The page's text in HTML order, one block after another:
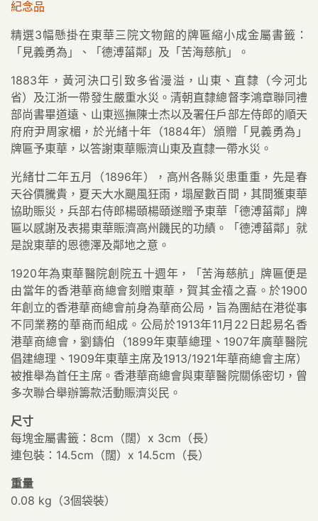
紀念品
精選3幅懸掛在東華三院文物館的牌匾縮小成金屬書籤：
「見義勇為」、「德溥菑鄰」及「苦海慈航」。
1883年，黃河決口引致多省漫溢，山東、直隸（今河北
省）及江浙一帶發生嚴重水災。清朝直隸總督李鴻章聯同禮
部尚書畢道遠、山東巡撫陳士杰以及署任戶部左侍郎的順天
府府尹周家楣，於光緒十年（1884年）頒贈「見義勇為」
牌匾予東華，以答謝東華賑濟山東及直隸一帶水災。
光緒廿二年五月（1896年），高州各縣災患重重，先是春
天谷價騰貴，夏天大水颶風狂雨，塌屋數百間，其間獲東華
協助賑災，兵部右侍郎楊頤楊頤遂贈予東華「德溥菑鄰」牌
匾以感謝及表揚東華賑濟高州饑民的功績。「德溥菑鄰」就
是說東華的恩德澤及鄰地之意。
1920年為東華醫院創院五十週年，「苦海慈航」牌匾便是
由當年的香港華商總會刻贈東華，賀其金禧之喜。於1900
年創立的香港華商總會前身為華商公局，旨為團結在港從事
不同業務的華商而組成。公局於1913年11月22日起易名香
港華商總會，劉鑄伯（1899年東華總理、1907年廣華醫院
倡建總理、1909年東華主席及1913/1921年華商總會主席）
被推舉為首任主席。香港華商總會與東華醫院關係密切，曾
多次聯合舉辦籌款活動賑濟災民。
尺寸
每塊金屬書籤：8cm（闊）x 3cm（長）
連包裝：14.5cm（闊）x 14.5cm（長）
重量
0.08 kg（3個袋裝）